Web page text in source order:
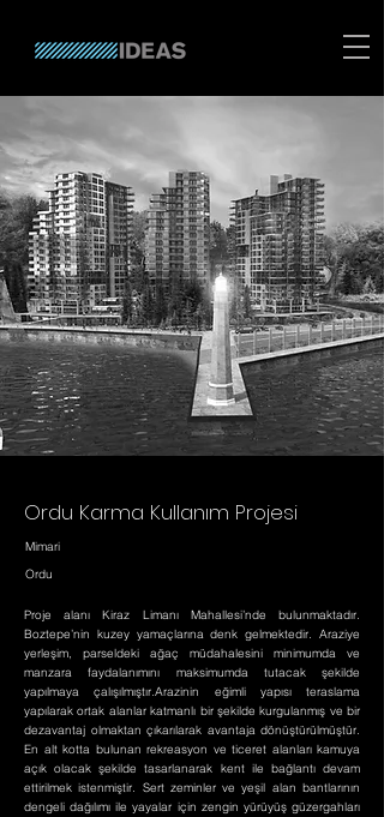
Ordu Karma Kullanım Projesi
Mimari
Ordu
Proje alanı Kiraz Limanı Mahallesi’nde bulunmaktadır.
Boztepe’nin kuzey yamaçlarına denk gelmektedir. Araziye
yerleşim, parseldeki ağaç müdahalesini minimumda ve
manzara faydalanımını maksimumda tutacak şekilde
yapılmaya çalışılmıştır.Arazinin eğimli yapısı teraslama
yapılarak ortak alanlar katmanlı bir şekilde kurgulanmış ve bir
dezavantaj olmaktan çıkarılarak avantaja dönüştürülmüştür.
En alt kotta bulunan rekreasyon ve ticeret alanları kamuya
açık olacak şekilde tasarlanarak kent ile bağlantı devam
ettirilmek istenmiştir. Sert zeminler ve yeşil alan bantlarının
dengeli dağılımı ile yayalar için zengin yürüyüş güzergahları